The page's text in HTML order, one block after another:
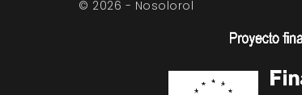
© 2026 - Nosolorol